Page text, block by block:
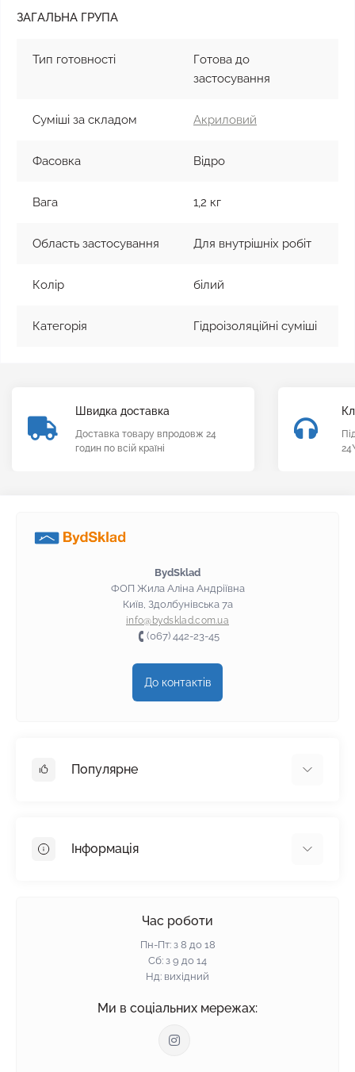
ЗАГАЛЬНА ГРУПА
Тип готовності
Готова до
застосування
Суміші за складом Акриловий
Фасовка Відро
Вага 1,2 кг
Область застосування Для внутрішніх робіт
Колір білий
Категорія Гідроізоляційні суміші
Швидка доставка
Доставка товару впродовж 24
годин по всій країні
BydSklad
ФОП Жила Аліна Андріївна
Київ, Здолбунівська 7а
info@bydsklad.com.ua
(067) 442-23-45
До контактів
Популярне
Пінопласт
Інформація
Гарантія та повернення
Політика конфіденційності
Час роботи
Пн-Пт: з 8 до 18
Сб: з 9 до 14
Нд: вихідний
Ми в соціальних мережах: